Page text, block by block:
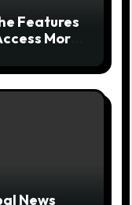
Features
More
News